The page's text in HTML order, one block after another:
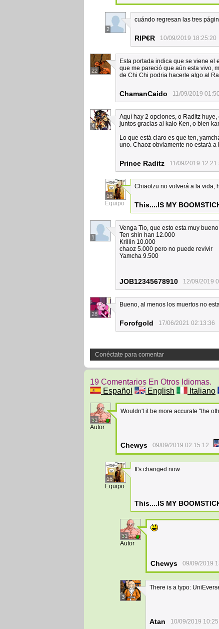
2
cuándo regresan las tres
RIP€R 10/09/2019 18:25:20
22
Esta portada indica que se viene el
que me pareció que aún esta vivo,
de Chi Chi podria hacerle algo al
ChamanCaido 11/09/2019
4
Aquí hay 2 opciones, o Raditz
juntos gracias al kaio Ken, o bien
Lo que está claro es que ten,
uno. Chaoz obviamente no estará
Prince Raditz 11/09/2019
16
Equipo
Chiaotzu no volverá a la vida,
This....IS MY
1
Venga Tio, que esto esta muy
Ten shin han 12.000
Krillin 10.000
chaoz 5.000 pero no puede revivir
Yamcha 9.500
JOB12345678910 12/09/2019
28
Bueno, al menos los muertos no
Forofgold 17/06/2021 02:13:36
Conéctate para comentar
19 Comentarios En Otros Idiomas.
Español
English Italiano
31
Autor
Wouldn't it be more accurate "the
Chewys 09/09/2019 02:15:12
16
Equipo
It's changed now.
This....IS MY
31
Autor
Chewys 09/09/2019
3
There is a typo:
Atan 10/09/2019